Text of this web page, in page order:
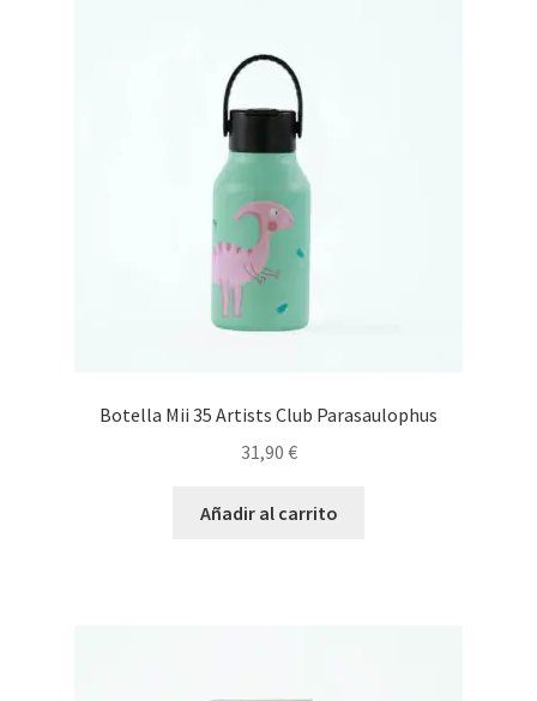
Botella Mii 35 Artists Club Parasaulophus
31,90 €
Añadir al carrito